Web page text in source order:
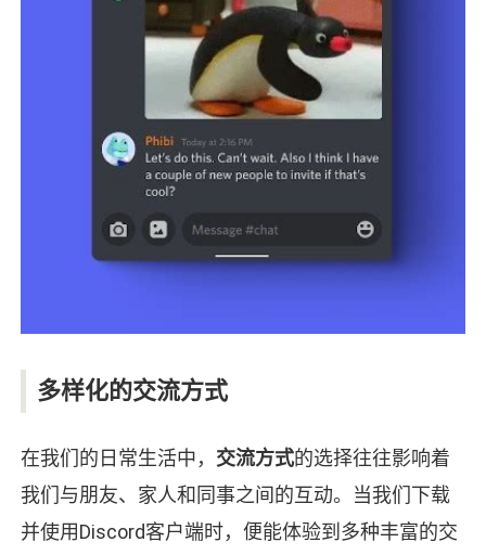
多样化的交流方式
在我们的日常生活中， 交流方式的选择往往影响着
我们与朋友、家人和同事之间的互动。当我们下载
并使用Discord客户端时，便能体验到多种丰富的交